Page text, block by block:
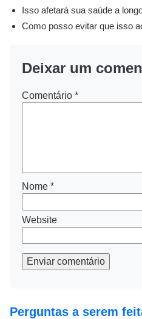
Isso afetará sua saúde a
Como posso evitar que isso
Deixar um
Comentário *
Nome *
Website
Enviar comentário
Perguntas a serem